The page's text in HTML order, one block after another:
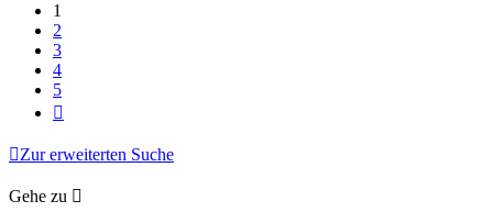
1
2
3
4
5
Zur erweiterten Suche
Gehe zu